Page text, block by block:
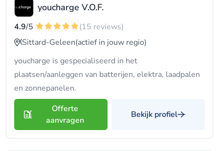
youcharge V.O.F.
4.9/5
(15 reviews)
Sittard-Geleen(actief in jouw regio)
youcharge is gespecialiseerd in het
plaatsen/aanleggen van batterijen, elektra, laadpalen
en zonnepanelen.
Offerte
aanvragen
Bekijk profiel